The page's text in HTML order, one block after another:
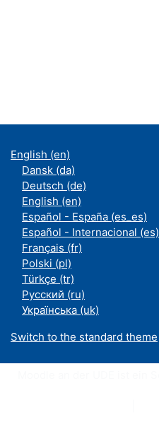
English ‎(en)‎
Dansk ‎(da)‎
Deutsch ‎(de)‎
English ‎(en)‎
Español - España ‎(es_es)‎
Español - Internacional ‎(es)‎
Français ‎(fr)‎
Polski ‎(pl)‎
Türkçe ‎(tr)‎
Русский ‎(ru)‎
Українська ‎(uk)‎
Switch to the standard theme